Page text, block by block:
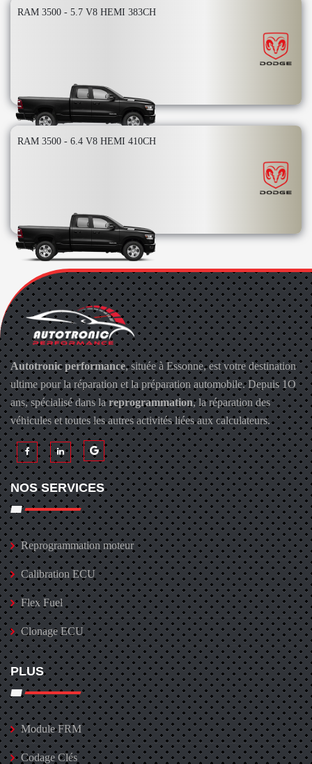
RAM 3500 - 5.7 V8 HEMI 383CH
RAM 3500 - 6.4 V8 HEMI 410CH
Autotronic performance, située à Essonne, est votre destination
ultime pour la réparation et la préparation automobile. Depuis 1O
ans, spécialisé dans lareprogrammation, la réparation des
véhicules et toutes les autres activités liées aux calculateurs.
NOS SERVICES
Reprogrammation moteur
Calibration ECU
Flex Fuel
Clonage ECU
PLUS
Module FRM
Codage Clés